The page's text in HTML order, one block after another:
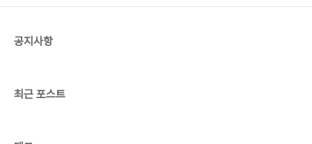
원하지 않는다는 것이다. 다음의 방법대로 하면 애드
공지사항
최근 포스트